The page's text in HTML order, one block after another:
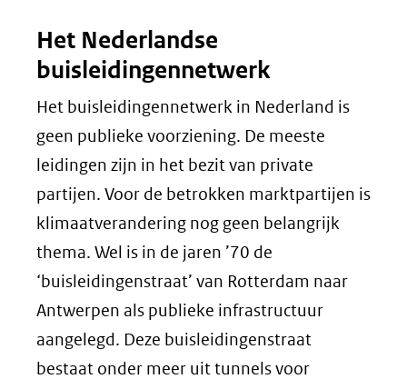
Het Nederlandse
buisleidingennetwerk
Het buisleidingennetwerk in Nederland is
geen publieke voorziening. De meeste
leidingen zijn in het bezit van private
partijen. Voor de betrokken marktpartijen is
klimaatverandering nog geen belangrijk
thema. Wel is in de jaren ’70 de
‘buisleidingenstraat’ van Rotterdam naar
Antwerpen als publieke infrastructuur
aangelegd. Deze buisleidingenstraat
bestaat onder meer uit tunnels voor